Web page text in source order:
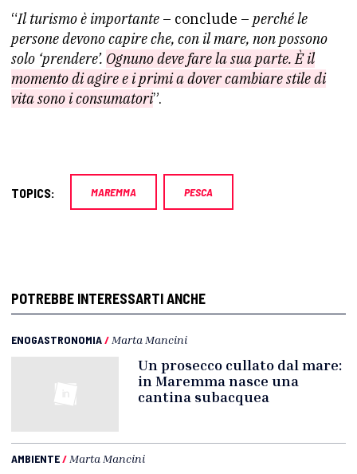
“Il turismo è importante – conclude – perché le
persone devono capire che, con il mare, non possono
solo ‘prendere’. Ognuno deve fare la sua parte. È il
momento di agire e i primi a dover cambiare stile di
vita sono i consumatori”.
TOPICS: MAREMMA PESCA
POTREBBE INTERESSARTI ANCHE
ENOGASTRONOMIA/ Marta Mancini
Un prosecco cullato dal mare:
in Maremma nasce una
cantina subacquea
AMBIENTE/ Marta Mancini